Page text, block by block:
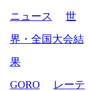
ニュース
世
界・全国大会結
果
GORO
レーテ